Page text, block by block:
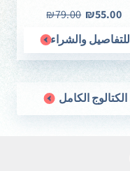
₪55.00
₪79.00
للتفاصيل والشراء
الكتالوج الكامل